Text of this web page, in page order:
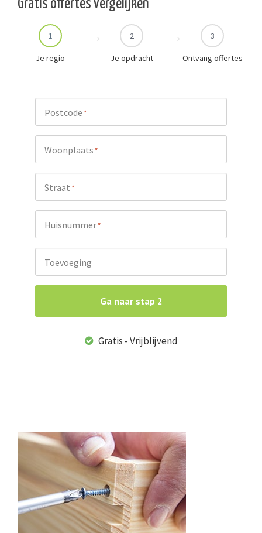
Gratis offertes vergelijken
1
Je regio
2
Je opdracht
3
Ontvang offertes
Postcode*
Woonplaats*
Straat*
Huisnummer*
Toevoeging
Ga naar stap 2
Gratis - Vrijblijvend